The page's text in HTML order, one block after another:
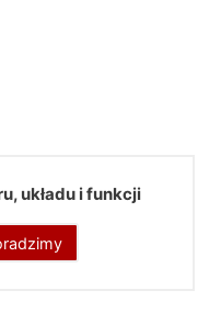
układu i funkcji